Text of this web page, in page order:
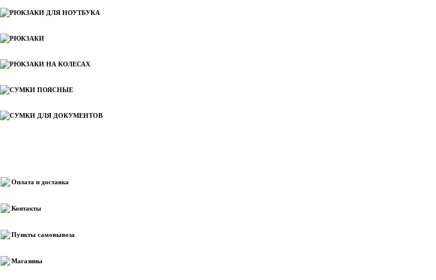
РЮКЗАКИ ДЛЯ НОУТБУКА
РЮКЗАКИ
РЮКЗАКИ НА КОЛЕСАХ
СУМКИ ПОЯСНЫЕ
СУМКИ ДЛЯ ДОКУМЕНТОВ
Оплата и доставка
Контакты
Пункты самовывоза
Магазины